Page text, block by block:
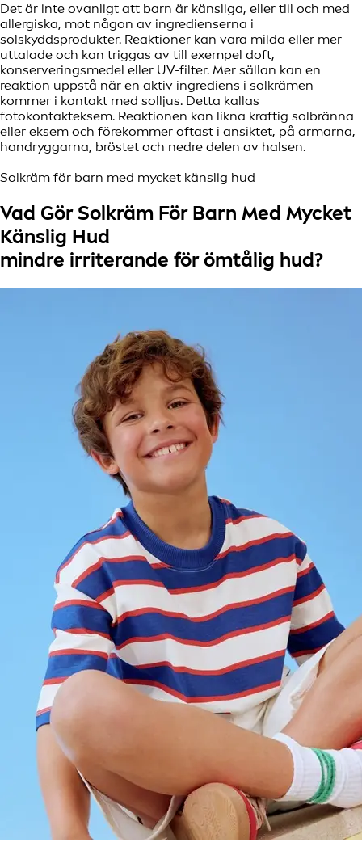
Det är inte ovanligt att barn är känsliga, eller till och med
allergiska, mot någon av ingredienserna i
solskyddsprodukter. Reaktioner kan vara milda eller mer
uttalade och kan triggas av till exempel doft,
konserveringsmedel eller UV-filter. Mer sällan kan en
reaktion uppstå när en aktiv ingrediens i solkrämen
kommer i kontakt med solljus. Detta kallas
fotokontakteksem. Reaktionen kan likna kraftig solbränna
eller eksem och förekommer oftast i ansiktet, på armarna,
handryggarna, bröstet och nedre delen av halsen.
Solkräm för barn med mycket känslig hud
Vad Gör Solkräm För Barn Med Mycket
Känslig Hud
mindre irriterande för ömtålig hud?